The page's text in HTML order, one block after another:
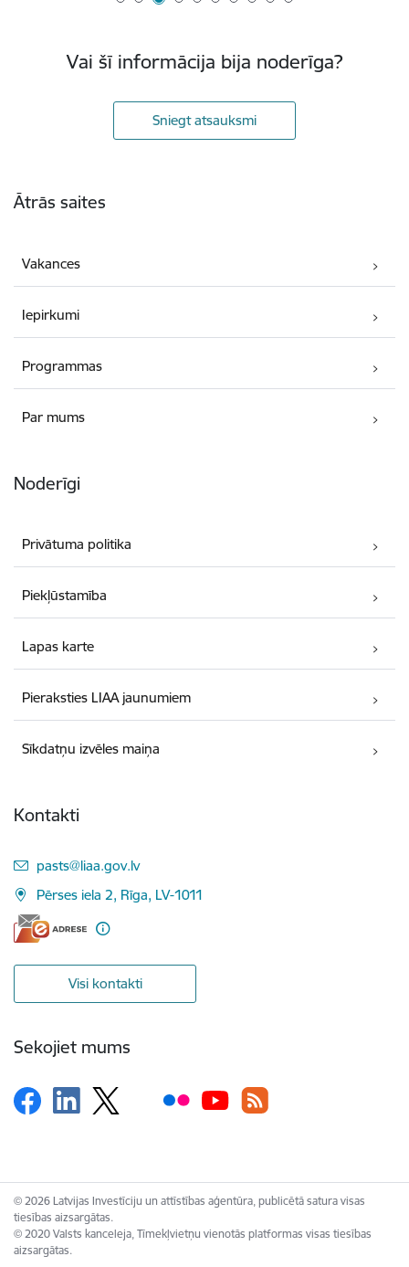
Vai šī informācija bija noderīga?
Sniegt atsauksmi
Ātrās saites
Vakances
Iepirkumi
Programmas
Par mums
Noderīgi
Privātuma politika
Piekļūstamība
Lapas karte
Pieraksties LIAA jaunumiem
Sīkdatņu izvēles maiņa
Kontakti
E-pasts:
pasts@liaa.gov.lv
Pērses iela 2, Rīga, LV-1011
Visi kontakti
Sekojiet mums
© 2026 Latvijas Investīciju un attīstības aģentūra, publicētā satura visas
tiesības aizsargātas.
© 2020 Valsts kanceleja, Tīmekļvietņu vienotās platformas visas tiesības
aizsargātas.